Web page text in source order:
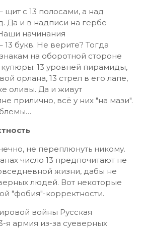
щит с 13 полосами, а над
Да и в надписи на гербе
начинания
13 букв. Не верите? Тогда
на оборотной стороне
13 уровней пирамиды,
орлана, 13 стрел в его лапе,
оливы. Да и живут
прилично, всё у них "на мази".
не переплюнуть никому.
число 13 предпочитают не
жизни, дабы не
людей. Вот некоторые
"фобия"-корректности.
войны Русская
я армия из-за суеверных